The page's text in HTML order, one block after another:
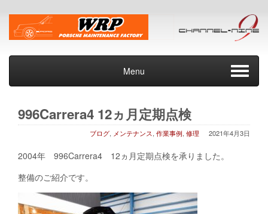
Menu
996Carrera4 12ヵ月定期点検
2021年4月3日
ブログ, メンテナンス, 作業事例, 修理
2004年 996Carrera4 12ヵ月定期点検を承りました。
整備のご紹介です。